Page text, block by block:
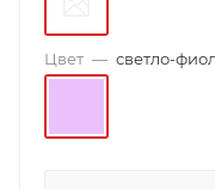
Цвет — светло-